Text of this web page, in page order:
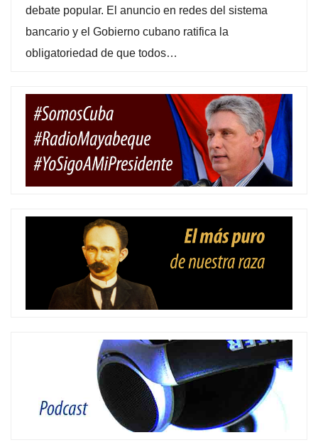
debate popular. El anuncio en redes del sistema
bancario y el Gobierno cubano ratifica la
obligatoriedad de que todos…